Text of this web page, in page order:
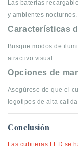
Las baterías
y ambientes nocturnos.
Características
Busque modos de
atractivo visual.
Opciones de
Asegúrese de que el
logotipos de alta
Conclusión
Las cubiteras LED se